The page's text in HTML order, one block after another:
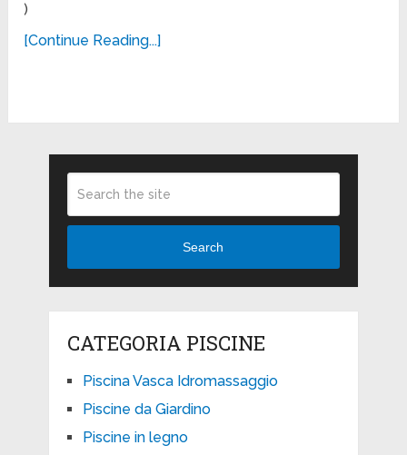
)
[Continue Reading...]
Search
CATEGORIA PISCINE
Piscina Vasca Idromassaggio
Piscine da Giardino
Piscine in legno